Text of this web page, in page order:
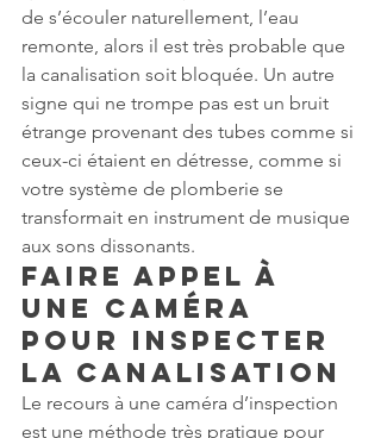
de s’écouler naturellement, l’eau
remonte, alors il est très probable que
la canalisation soit bloquée. Un autre
signe qui ne trompe pas est un bruit
étrange provenant des tubes comme si
ceux-ci étaient en détresse, comme si
votre système de plomberie se
transformait en instrument de musique
aux sons dissonants.
Faire appel à
une caméra
pour inspecter
la canalisation
Le recours à une caméra d’inspection
est une méthode très pratique pour